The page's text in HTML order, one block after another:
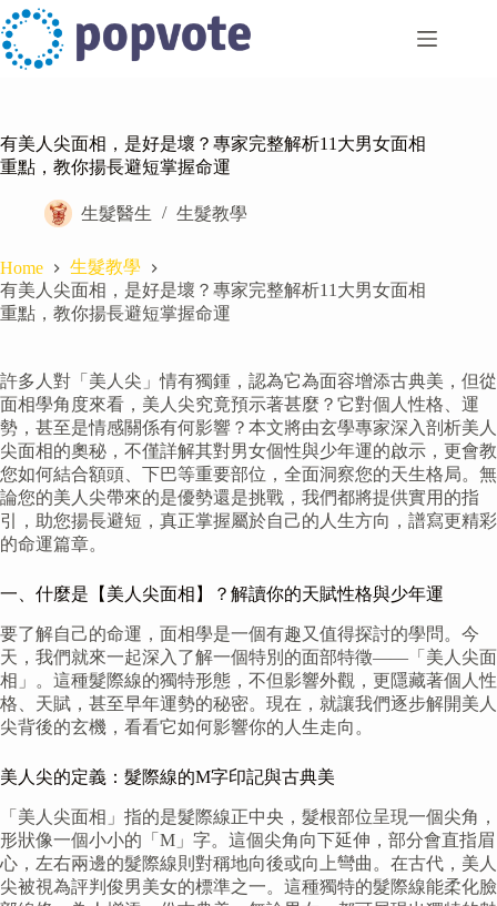
Skip
to
content
有美人尖面相，是好是壞？專家完整解析11大男女面相
重點，教你揚長避短掌握命運
生髮醫生 生髮教學
Home
生髮教學
有美人尖面相，是好是壞？專家完整解析11大男女面相
重點，教你揚長避短掌握命運
許多人對「美人尖」情有獨鍾，認為它為面容增添古典美，但從
面相學角度來看，美人尖究竟預示著甚麼？它對個人性格、運
勢，甚至是情感關係有何影響？本文將由玄學專家深入剖析美人
尖面相的奧秘，不僅詳解其對男女個性與少年運的啟示，更會教
您如何結合額頭、下巴等重要部位，全面洞察您的天生格局。無
論您的美人尖帶來的是優勢還是挑戰，我們都將提供實用的指
引，助您揚長避短，真正掌握屬於自己的人生方向，譜寫更精彩
的命運篇章。
一、什麼是【美人尖面相】？解讀你的天賦性格與少年運
要了解自己的命運，面相學是一個有趣又值得探討的學問。今
天，我們就來一起深入了解一個特別的面部特徵——「美人尖面
相」。這種髮際線的獨特形態，不但影響外觀，更隱藏著個人性
格、天賦，甚至早年運勢的秘密。現在，就讓我們逐步解開美人
尖背後的玄機，看看它如何影響你的人生走向。
美人尖的定義：髮際線的M字印記與古典美
「美人尖面相」指的是髮際線正中央，髮根部位呈現一個尖角，
形狀像一個小小的「M」字。這個尖角向下延伸，部分會直指眉
心，左右兩邊的髮際線則對稱地向後或向上彎曲。在古代，美人
尖被視為評判俊男美女的標準之一。這種獨特的髮際線能柔化臉